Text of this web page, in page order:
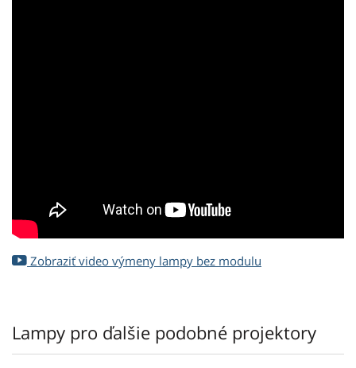
Zobraziť video výmeny lampy bez modulu
Lampy pro ďalšie podobné projektory